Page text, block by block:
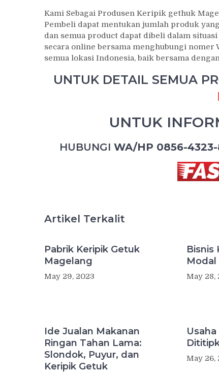
Kami Sebagai Produsen Keripik gethuk
Pembeli dapat mentukan jumlah produk
dan semua product dapat dibeli dalam
secara online bersama menghubungi nomer
semua lokasi Indonesia, baik bersama
UNTUK DETAIL SEMUA
UNTUK
HUBUNGI WA/HP 0856-4323-
Artikel Terkalit
Pabrik Keripik Getuk
Magelang
May 29, 2023
Bisnis
Modal
May 28,
Ide Jualan Makanan
Ringan Tahan Lama:
Slondok, Puyur, dan
Keripik Getuk
May 26,